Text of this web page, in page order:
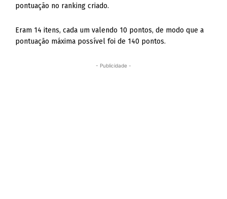
pontuação no ranking criado.
Eram 14 itens, cada um valendo 10 pontos, de modo que a
pontuação máxima possível foi de 140 pontos.
- Publicidade -